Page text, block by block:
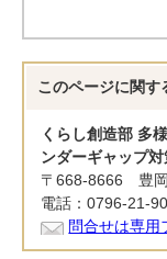
このページに関す
くらし創造部 多
ンダーギャップ対
〒668-8666 豊
電話：0796-21-
問合せは専用